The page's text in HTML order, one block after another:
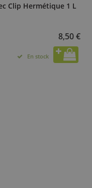
Clip Hermétique 1 L
8,50 €
En stock